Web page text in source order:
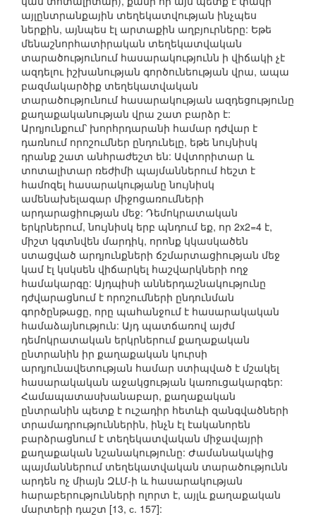
այլընտրանքային տեղեկատվության ինչպես
ներքին, այնպես էլ արտաքին աղբյուրները: Եթե
մենաշնորհատիրական տեղեկատվական
տարածությունում հասարակությունն ի վիճակի չէ
ազդելու իշխանության գործունեության վրա, ապա
բազմակարծիք տեղեկատվական
տարածությունում հասարակության ազդեցությունը
քաղաքականության վրա շատ բարձր է:
Արդյունքում՝ խորհրդարանի համար դժվար է
դառնում որոշումներ ընդունելը, եթե նույնիսկ
դրանք շատ անհրաժեշտ են: Ավտորիտար և
տոտալիտար ռեժիմի պայմաններում հեշտ է
համոզել հասարակությանը նույնիսկ
ամենախելագար միջոցառումների
արդարացիության մեջ: Դեմոկրատական
երկրներում, նույնիսկ երբ պնդում եք, որ 2x2=4 է,
միշտ կգտնվեն մարդիկ, որոնք կկասկածեն
ստացված արդյունքների ճշմարտացիության մեջ
կամ էլ կսկսեն վիճարկել հաշվարկների ողջ
համակարգը: Այդպիսի աններդաշնակությունը
դժվարացնում է որոշումների ընդունման
գործընթացը, որը պահանջում է հասարակական
համաձայնություն: Այդ պատճառով այժմ
դեմոկրատական երկրներում քաղաքական
ընտրանին իր քաղաքական կուրսի
արդյունավետության համար ստիպված է մշակել
հասարակական աջակցության կառուցակարգեր:
Համապատասխանաբար, քաղաքական
ընտրանին պետք է ուշադիր հետևի զանգվածների
տրամադրություններին, ինչն էլ էականորեն
բարձրացնում է տեղեկատվական միջավայրի
քաղաքական նշանակությունը: Ժամանակակից
պայմաններում տեղեկատվական տարածությունն
արդեն ոչ միայն ԶԼՄ-ի և հասարակության
հարաբերությունների ոլորտ է, այլև քաղաքական
մարտերի դաշտ [13, с. 157]: